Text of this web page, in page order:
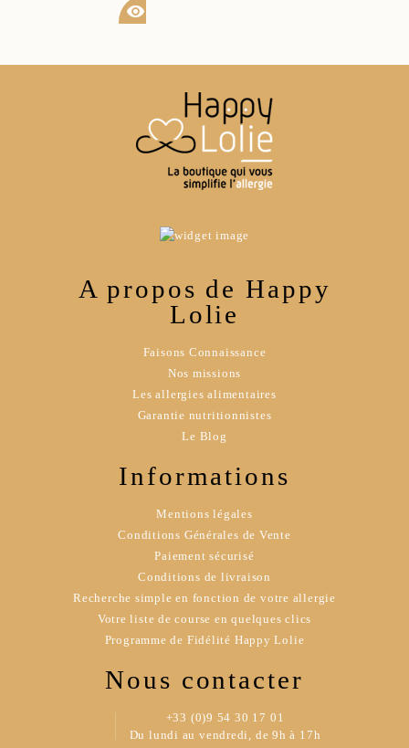
visibility
A propos de Happy
Lolie
Faisons Connaissance
Nos missions
Les allergies alimentaires
Garantie nutritionnistes
Le Blog
Informations
Mentions légales
Conditions Générales de Vente
Paiement sécurisé
Conditions de livraison
Recherche simple en fonction de votre allergie
Votre liste de course en quelques clics
Programme de Fidélité Happy Lolie
Nous contacter
+33 (0)9 54 30 17 01
Du lundi au vendredi, de 9h à 17h